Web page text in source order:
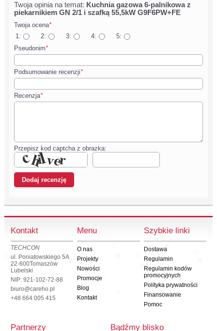
Twoja opinia na temat: Kuchnia gazowa 6-palnikowa z
piekarnikiem GN 2/1 i szafką 55,5kW G9F6PW+FE
Twoja ocena*
1:
2: 3: 4:
5:
Pseudonim*
Podsumowanie recenzji*
Recenzja*
Przepisz kod captcha z obrazka:
Kontakt
TECHCON
ul. Poniatowskiego 5A
22-600Tomaszów
Lubelski
NIP: 921-102-72-88
biuro@careho.pl
+48 664 005 415
Menu
O nas
Projekty
Nowości
Promocje
Blog
Kontakt
Szybkie linki
Dostawa
Regulamin
Regulamin kodów
promocyjnych
Polityka prywatności
Finansowanie
Pomoc
Partnerzy Bądźmy blisko